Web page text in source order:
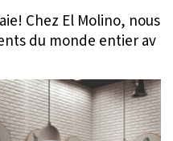
Chez El Molino, nous
du monde entier av